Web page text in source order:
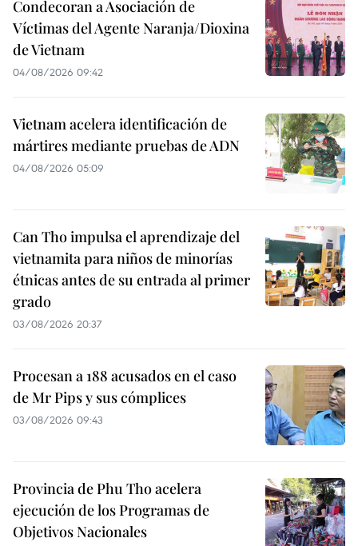
Condecoran a Asociación de
Víctimas del Agente Naranja/Dioxina
de Vietnam
04/08/2026 09:42
Vietnam acelera identificación de
mártires mediante pruebas de ADN
04/08/2026 05:09
Can Tho impulsa el aprendizaje del
vietnamita para niños de minorías
étnicas antes de su entrada al primer
grado
03/08/2026 20:37
Procesan a 188 acusados en el caso
de Mr Pips y sus cómplices
03/08/2026 09:43
Provincia de Phu Tho acelera
ejecución de los Programas de
Objetivos Nacionales